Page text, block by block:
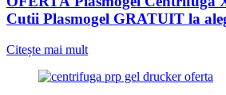
Cutii Plasmogel GRATUIT la
Citește mai mult